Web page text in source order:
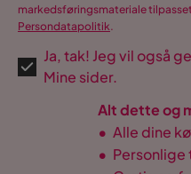
markedsføringsmateriale
Persondatapolitik.
Ja, tak! Jeg vil også
Mine sider.
Alt dette og
• Alle dine
• Personlige